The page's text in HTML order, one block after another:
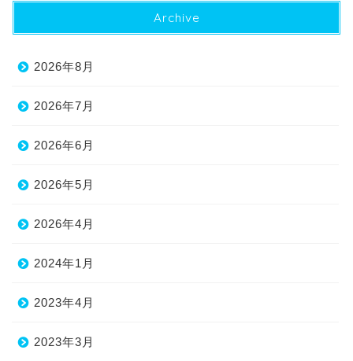
Archive
2026年8月
2026年7月
2026年6月
2026年5月
2026年4月
2024年1月
2023年4月
2023年3月